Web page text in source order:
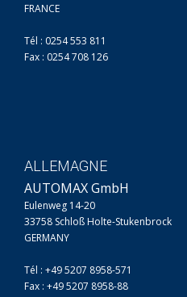
FRANCE
Tél : 0254 553 811
Fax : 0254 708 126
ALLEMAGNE
AUTOMAX GmbH
Eulenweg 14-20
33758 Schloß Holte-Stukenbrock
GERMANY
Tél : +49 5207 8958-571
Fax : +49 5207 8958-88